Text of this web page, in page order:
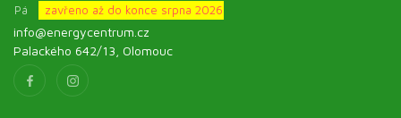
Pá
zavřeno až do konce srpna 2026
info@energycentrum.cz
Palackého 642/13, Olomouc